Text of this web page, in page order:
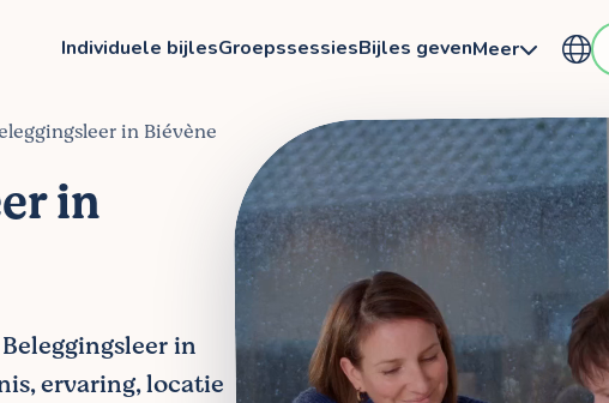
Individuele bijlesGroepssessiesBijles gevenMeer
in Biévène
in
in
ervaring, locatie